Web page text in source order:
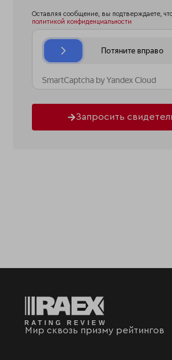
Оставляя сообщение, вы подтверждаете,
политикой конфиденциальности
Запросить
Мир сквозь призму рейтингов